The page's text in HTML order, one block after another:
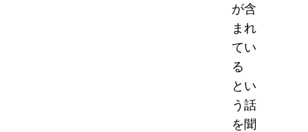
が含
まれ
てい
る
とい
う話
を聞